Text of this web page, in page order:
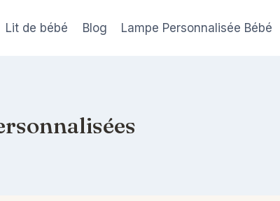
Lit de bébé Blog Lampe Personnalisée Bébé